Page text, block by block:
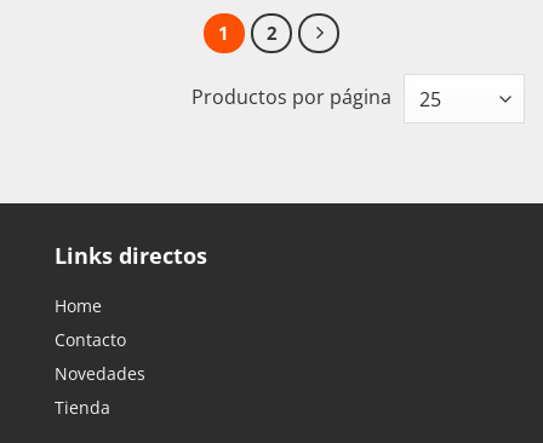
1 2
Productos por página
Links directos
Home
Contacto
Novedades
Tienda